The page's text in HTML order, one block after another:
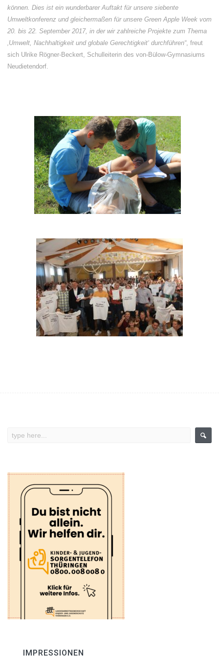
können. Dies ist ein wunderbarer Auftakt für unsere siebente
Umweltkonferenz und gleichermaßen für unsere Green Apple Week vom
20. bis 22. September 2017, in der wir zahlreiche Projekte zum Thema
‚Umwelt, Nachhaltigkeit und globale Gerechtigkeit‘ durchführen“, freut
sich Ulrike Rögner-Beckert, Schulleiterin des von-Bülow-Gymnasiums
Neudietendorf.
IMPRESSIONEN